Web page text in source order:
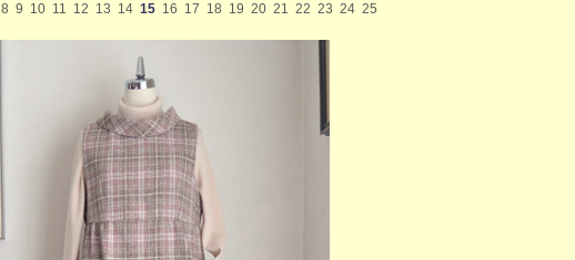
8 9 10 11 12 13 14 15 16 17 18 19 20 21 22 23 24 25